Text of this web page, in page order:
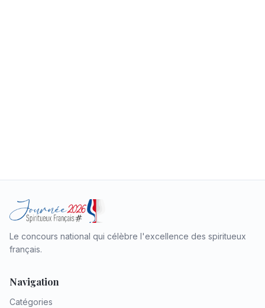
Le concours national qui célèbre l'excellence des spiritueux
français.
Navigation
Catégories